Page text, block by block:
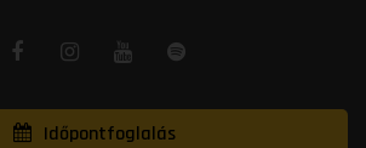
Időpontfoglalás